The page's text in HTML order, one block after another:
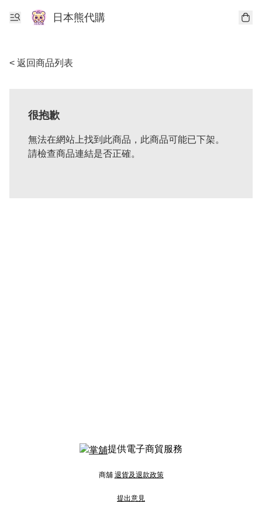
日本熊代購
< 返回商品列表
很抱歉
無法在網站上找到此商品，此商品可能已下架。
請檢查商品連結是否正確。
提供電子商貿服務
商舖 退貨及退款政策
提出意見